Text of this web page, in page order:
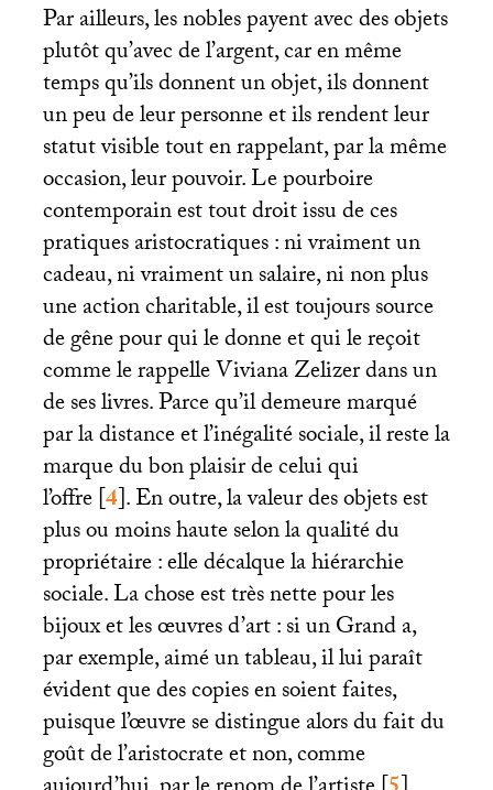
Par ailleurs, les nobles payent avec des objets
plutôt qu’avec de l’argent, car en même
temps qu’ils donnent un objet, ils donnent
un peu de leur personne et ils rendent leur
statut visible tout en rappelant, par la même
occasion, leur pouvoir. Le pourboire
contemporain est tout droit issu de ces
pratiques aristocratiques : ni vraiment un
cadeau, ni vraiment un salaire, ni non plus
une action charitable, il est toujours source
de gêne pour qui le donne et qui le reçoit
comme le rappelle Viviana Zelizer dans un
de ses livres. Parce qu’il demeure marqué
par la distance et l’inégalité sociale, il reste la
marque du bon plaisir de celui qui
l’offre[4]. En outre, la valeur des objets est
plus ou moins haute selon la qualité du
propriétaire : elle décalque la hiérarchie
sociale. La chose est très nette pour les
bijoux et les œuvres d’art : si un Grand a,
par exemple, aimé un tableau, il lui paraît
évident que des copies en soient faites,
puisque l’œuvre se distingue alors du fait du
goût de l’aristocrate et non, comme